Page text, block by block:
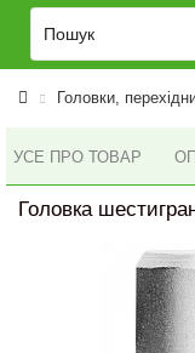
Головки,
УСЕ ПРО ТОВАР
Головка